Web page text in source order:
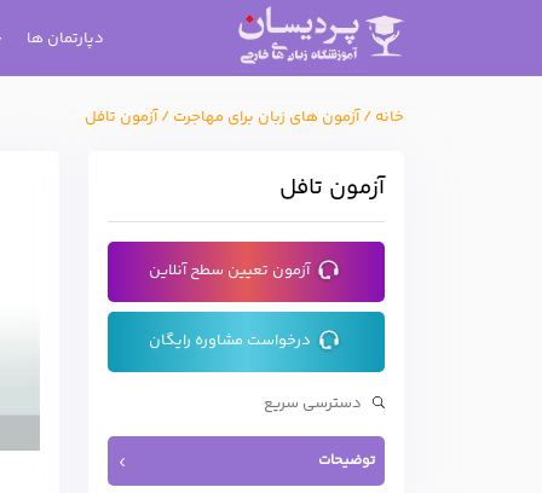
دپارتمان ها
خانه /آزمون های زبان برای مهاجرت /آزمون تافل
آزمون تافل
آزمون تعیین سطح آنلاین
درخواست مشاوره رایگان
توضیحات